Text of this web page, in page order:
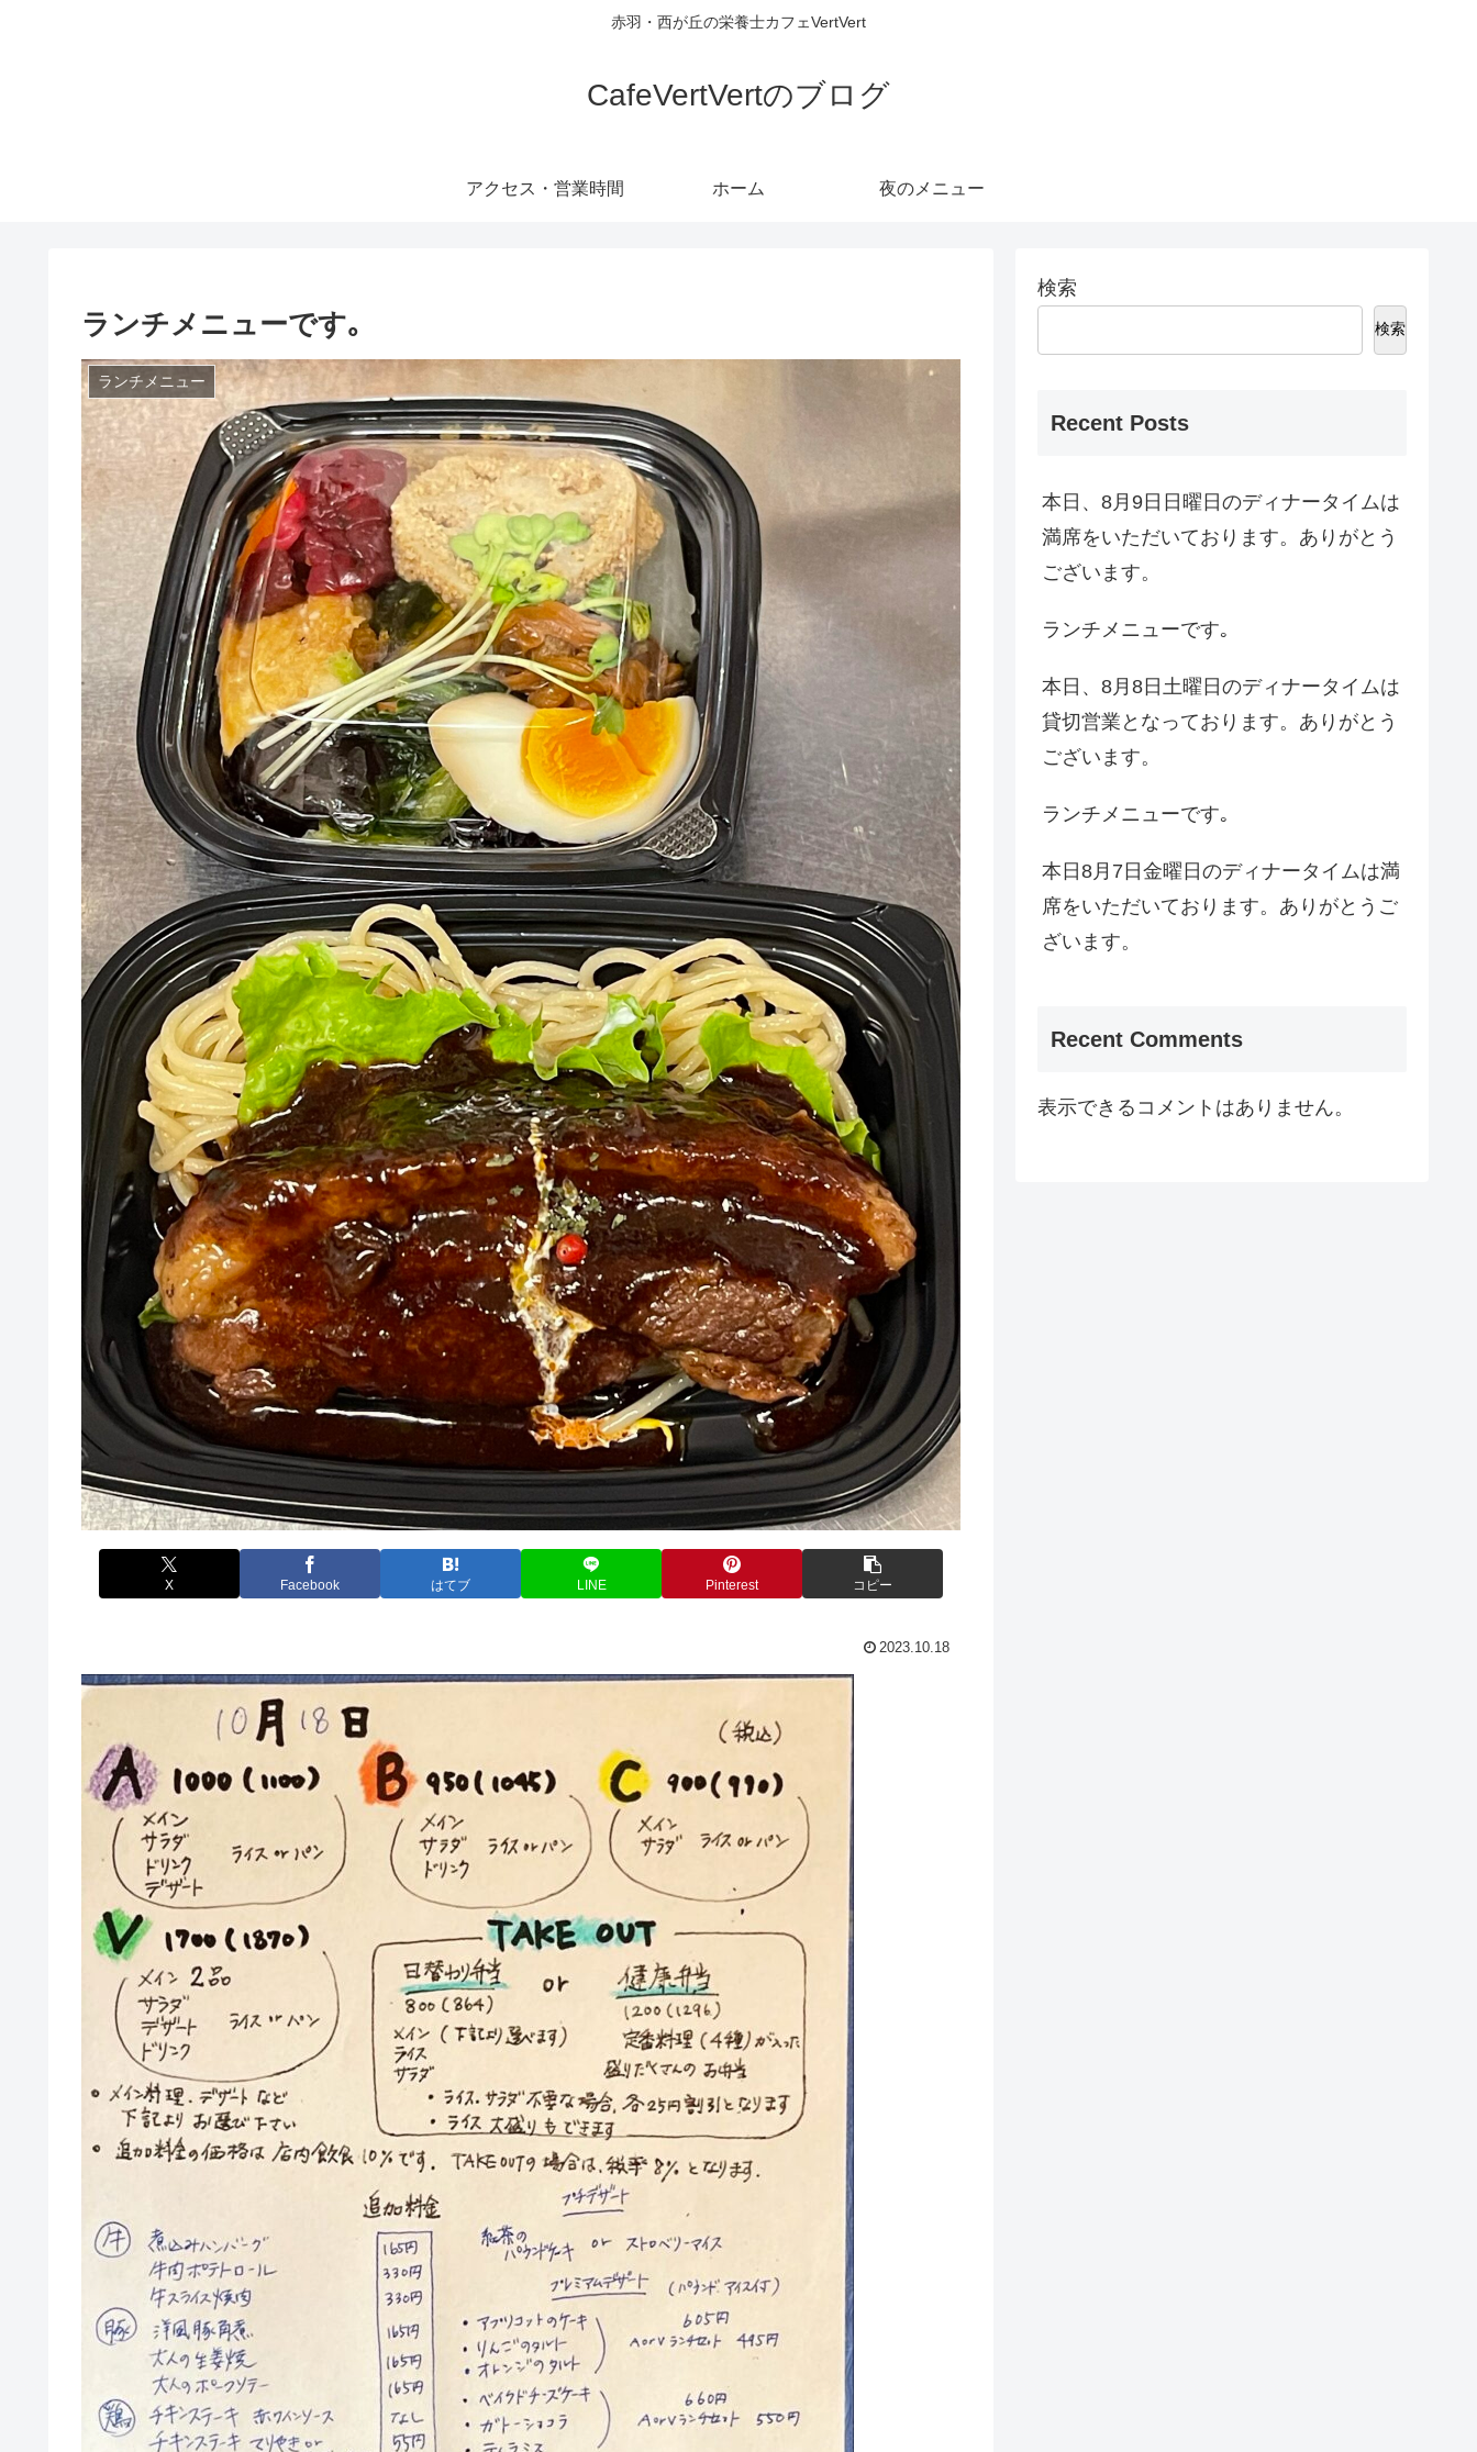
赤羽・西が丘の栄養士カフェVertVert
CafeVertVertのブログ
アクセス・営業時間 ホーム 夜のメニュー
ランチメニューです｡
ランチメニュー
X Facebook はてブ LINE Pinterest コピー
2023.10.18
検索
検索
Recent Posts
本日、8月9日日曜日のディナータイムは
満席をいただいております。ありがとう
ございます。
ランチメニューです｡
本日、8月8日土曜日のディナータイムは
貸切営業となっております。ありがとう
ございます。
ランチメニューです｡
本日8月7日金曜日のディナータイムは満
席をいただいております。ありがとうご
ざいます。
Recent Comments
表示できるコメントはありません。